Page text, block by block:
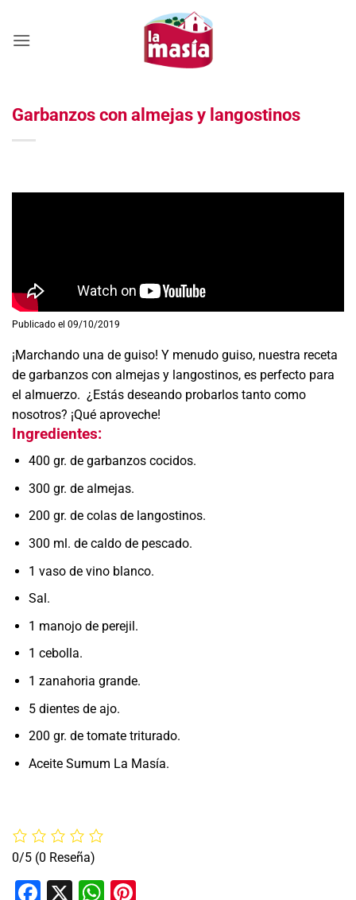
contenido
Garbanzos con almejas y langostinos
Publicado el 09/10/2019
¡Marchando una de guiso! Y menudo guiso, nuestra receta
de garbanzos con almejas y langostinos, es perfecto para
el almuerzo. ¿Estás deseando probarlos tanto como
nosotros? ¡Qué aproveche!
Ingredientes:
400 gr. de garbanzos cocidos.
300 gr. de almejas.
200 gr. de colas de langostinos.
300 ml. de caldo de pescado.
1 vaso de vino blanco.
Sal.
1 manojo de perejil.
1 cebolla.
1 zanahoria grande.
5 dientes de ajo.
200 gr. de tomate triturado.
Aceite Sumum La Masía.
0/5 (0 Reseña)
Facebook
X WhatsApp